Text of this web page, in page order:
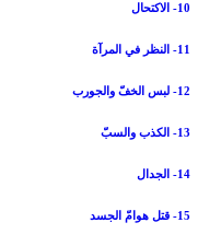
10- الاكتحال
11- النظر في المرآة
12- لبس الخفّ والجورب
13- الكذب والسبّ
14- الجدال
15- قتل هوامّ الجسد